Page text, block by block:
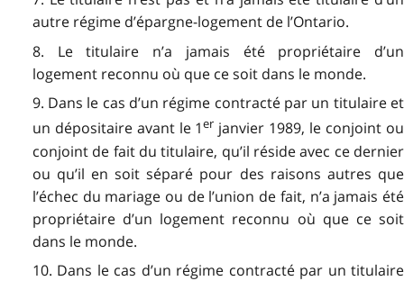
autre régime d’épargne-logement de l’Ontario.
8. Le titulaire n’a jamais été propriétaire d’un
logement reconnu où que ce soit dans le monde.
9. Dans le cas d’un régime contracté par un titulaire et
un dépositaire avant le 1er janvier 1989, le conjoint ou
conjoint de fait du titulaire, qu’il réside avec ce dernier
ou qu’il en soit séparé pour des raisons autres que
l’échec du mariage ou de l’union de fait, n’a jamais été
propriétaire d’un logement reconnu où que ce soit
dans le monde.
10. Dans le cas d’un régime contracté par un titulaire